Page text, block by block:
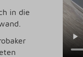
in die